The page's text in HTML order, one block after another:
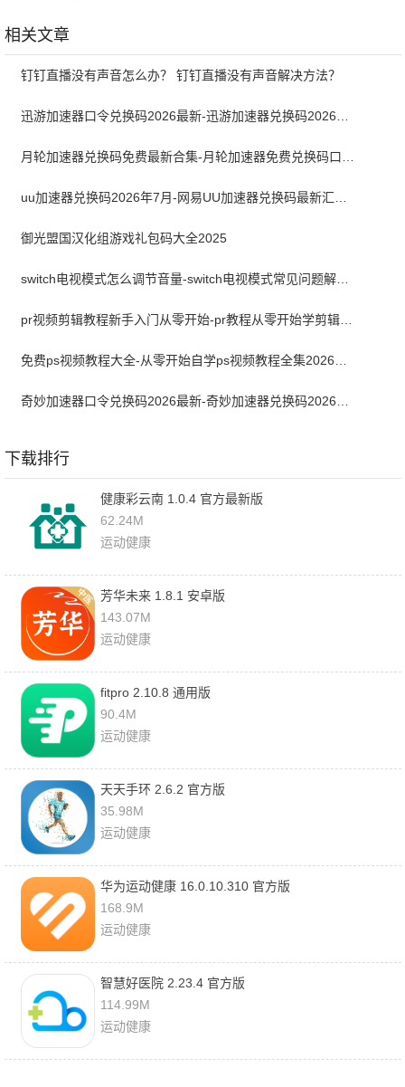
相关文章
钉钉直播没有声音怎么办？ 钉钉直播没有声音解决方法？
御光盟国汉化组游戏礼包码大全2025
switch电视模式怎么调节音量-switch电视模式常见问题解决方案
pr视频剪辑教程新手入门从零开始-pr教程从零开始学剪辑全集免费
下载排行
健康彩云南 1.0.4 官方最新版
62.24M
运动健康
芳华未来 1.8.1 安卓版
143.07M
运动健康
fitpro 2.10.8 通用版
90.4M
运动健康
天天手环 2.6.2 官方版
35.98M
运动健康
华为运动健康 16.0.10.310 官方版
168.9M
运动健康
智慧好医院 2.23.4 官方版
114.99M
运动健康